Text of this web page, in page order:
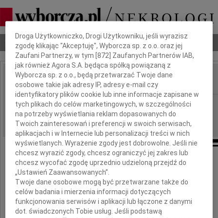
Nekrologi Odeszli Poradnik pogrzebowy
IMIĘ I NAZWISKO:
REGION: Szczecin
DATA EMISJI: 04.06.2021
Ryszardowi Urbańskiemu
Dyrektorowi ds. Inwestycyjnych
w Spółce Szczecińskie Inwestycje Miejskie
Dbamy o Twoją prywatność
Droga Użytkowniczko, Drogi Użytkowniku, jeśli wyrazisz
zgodę klikając "Akceptuję", Wyborcza sp. z o.o. oraz jej
Zaufani Partnerzy, w tym [872 ] Zaufanych Partnerów IAB,
jak również Agora S.A. będąca spółką powiązaną z
Wyborcza sp. z o.o., będą przetwarzać Twoje dane
osobowe takie jak adresy IP, adresy e-mail czy
identyfikatory plików cookie lub inne informacje zapisane w
tych plikach do celów marketingowych, w szczególności
na potrzeby wyświetlania reklam dopasowanych do
Twoich zainteresowań i preferencji w swoich serwisach,
aplikacjach i w Internecie lub personalizacji treści w nich
wyświetlanych. Wyrażenie zgody jest dobrowolne. Jeśli nie
chcesz wyrazić zgody, chcesz ograniczyć jej zakres lub
chcesz wycofać zgodę uprzednio udzieloną przejdź do
„Ustawień Zaawansowanych”.
Twoje dane osobowe mogą być przetwarzane także do
celów badania i mierzenia informacji dotyczących
funkcjonowania serwisów i aplikacji lub łączone z danymi
dot. świadczonych Tobie usług. Jeśli podstawą